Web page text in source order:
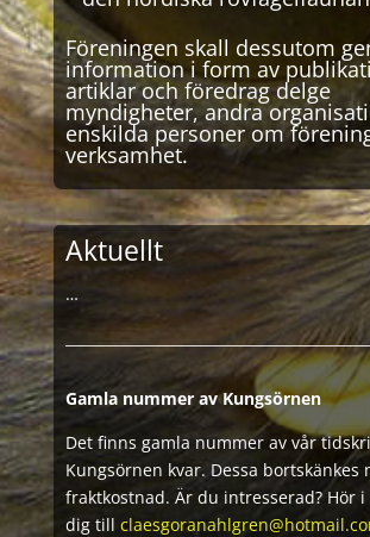
Föreningen skall dessutom
information i form av
artiklar och föredrag delge
myndigheter, andra
enskilda personer om
verksamhet.
Aktuellt
…
Gamla nummer av Kungsörnen
Det finns gamla nummer av vår
Kungsörnen kvar. Dessa bortskänkes
fraktkostnad. Är du intresserad? Hör i
dig till